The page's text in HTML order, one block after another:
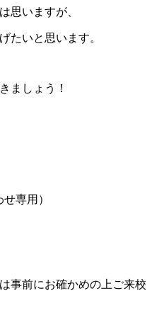
思いますが、
たいと思います。
ましょう！
専用）
事前にお確かめの上ご来校